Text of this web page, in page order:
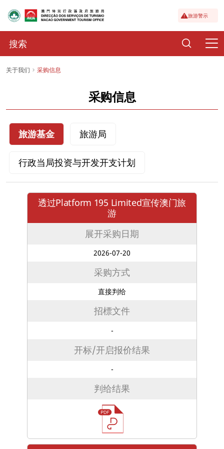
旅游警示
关于我们 采购信息
采购信息
旅游基金 旅游局
行政当局投资与开发开支计划
透过Platform 195 Limited宣传澳门旅
游
展开采购日期
2026-07-20
采购方式
直接判给
招標文件
-
开标/开启报价结果
-
判给结果